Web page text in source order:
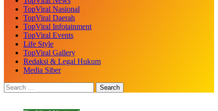
TopViral Nasional
TopViral Daerah
TopViral Infotainment
TopViral Events
Life Style
TopViral Gallery
Redaksi & Legal Hukum
Media Siber